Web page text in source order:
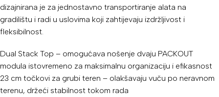
dizajnirana je za jednostavno transportiranje alata na
gradilištu i radi u uslovima koji zahtijevaju izdržljivost i
fleksibilnost.
Dual Stack Top – omogućava nošenje dvaju PACKOUT
modula istovremeno za maksimalnu organizaciju i efikasnost
23 cm točkovi za grubi teren – olakšavaju vuču po neravnom
terenu, držeći stabilnost tokom rada